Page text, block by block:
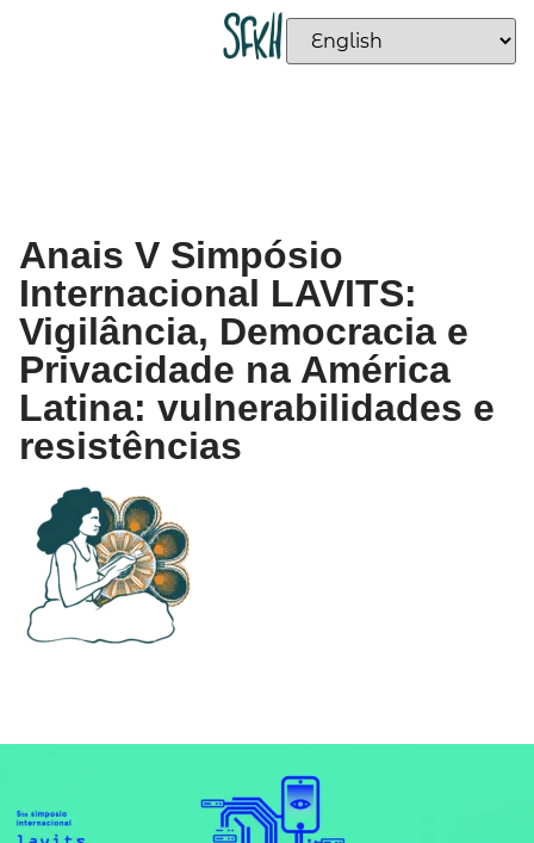
Anais V Simpósio
Internacional LAVITS:
Vigilância, Democracia e
Privacidade na América
Latina: vulnerabilidades e
resistências